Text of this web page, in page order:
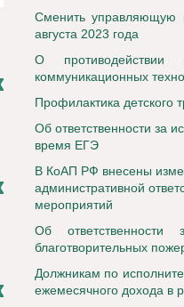
Сменить управляющую
августа 2023 года
О противодействии
коммуникационных
Профилактика детского
Об ответственности за
время ЕГЭ
В КоАП РФ внесены
административной
мероприятий
Об
благотворительных
Должникам по
ежемесячного дохода в